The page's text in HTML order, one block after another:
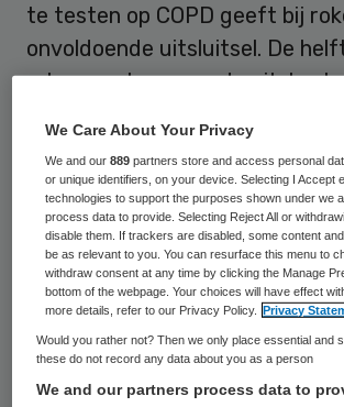
te testen op COPD geeft bij
onvoldoende uitsluitsel. De
rokers met een goede uitslag
Amerikaanse wetenschappers
conclusie op basis van
5000 rokers, ex-rokers en
nooit gerookt hadden.
Wie rookt en klachten heeft die
kunnen wijzen, krijgt meestal
longfunctietest. Dit is een test
hoeveelheid lucht te bepalen die
We Care About Your Privacy
We and our889 partners store and access personal
or unique identifiers, on your device. Selecting I Accept
technologies to support the purposes shown under we
process data to provide. Selecting Reject All or
disable them. If trackers are disabled, some content
be as relevant to you. You can resurface this menu to
withdraw consent at any time by clicking the Manage
bottom of the webpage. Your choices will have effect
more details, refer to our Privacy Policy.
Privacy
Would you rather not? Then we only place essential and
these do not record any data about you as a person
We and our partners process data to